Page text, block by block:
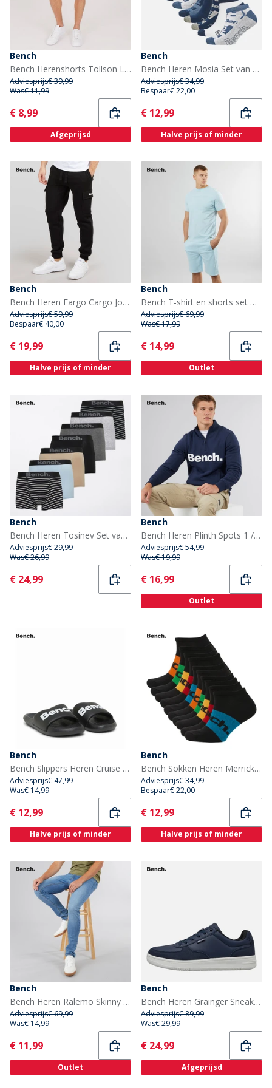
Bench
Bench Herenshorts Tollson Lichtgrijs Melange
Adviesprijs€ 39,99
Was€ 11,99
Current
€ 8,99
Afgeprijsd
Bench
Bench Heren Mosia Set van 10 Trainer Sokken Assortiment
Adviesprijs€ 34,99
Bespaar€ 22,00
Current
€ 12,99
Halve prijs of minder
Bench
Bench Heren Fargo Cargo Joggingbroek Zwart
Adviesprijs€ 59,99
Bespaar€ 40,00
Current
€ 19,99
Halve prijs of minder
Bench
Bench T-shirt en shorts set Heren Beslo IJs
Adviesprijs€ 69,99
Was€ 17,99
Current
€ 14,99
Outlet
Bench
Bench Heren Tosinev Set van 7 Boxers Black Stripes/Skyway/Charcoal Marl/Black Stripes/Stone/Zwart/Grey Marl
Adviesprijs€ 29,99
Was€ 26,99
Current
€ 24,99
Bench
Bench Heren Plinth Spots 1 / 4 Rits Trechter Nek Sweatshirt Marineblauw
Adviesprijs€ 54,99
Was€ 19,99
Current
€ 16,99
Outlet
Bench
Bench Slippers Heren Cruise Zwart/Zwart/Wit
Adviesprijs€ 47,99
Was€ 14,99
Current
€ 12,99
Halve prijs of minder
Bench
Bench Sokken Heren Merrick Tien-Pack Zwart
Adviesprijs€ 34,99
Bespaar€ 22,00
Current
€ 12,99
Halve prijs of minder
Bench
Bench Heren Ralemo Skinny Jeans Midwash
Adviesprijs€ 69,99
Was€ 14,99
Current
€ 11,99
Outlet
Bench
Bench Heren Grainger Sneakers Navy
Adviesprijs€ 89,99
Was€ 29,99
Current
€ 24,99
Afgeprijsd